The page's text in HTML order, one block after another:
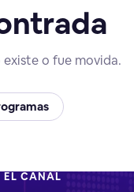
existe o fue movida.
EL CANAL